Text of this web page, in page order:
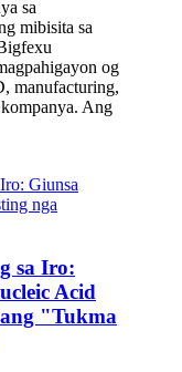
sa
mibisita sa
og
manufacturing,
Ang
sa Iro:
Acid
"Tukma